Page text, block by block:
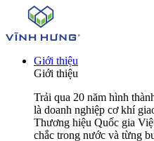
Giới thiệu
Giới thiệu
Trải qua 20 năm hình
là doanh nghiệp cơ khí
Thương hiệu Quốc gia
chắc trong nước và từng